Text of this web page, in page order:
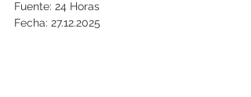
Fuente: 24 Horas
Fecha: 27.12.2025